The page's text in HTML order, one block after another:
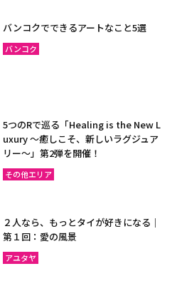
バンコクでできるアートなこと5選
バンコク
5つのRで巡る「Healing is the New L
uxury ～癒しこそ、新しいラグジュア
リー〜」第2弾を開催！
その他エリア
２人なら、もっとタイが好きになる｜
第１回：愛の風景
アユタヤ